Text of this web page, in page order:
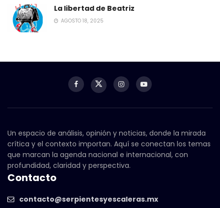
La libertad de Beatriz
AGOSTO 18, 2025
Un espacio de análisis, opinión y noticias, donde la mirada
crítica y el contexto importan. Aquí se conectan los temas
que marcan la agenda nacional e internacional, con
profundidad, claridad y perspectiva.
Contacto
contacto@serpientesyescaleras.mx